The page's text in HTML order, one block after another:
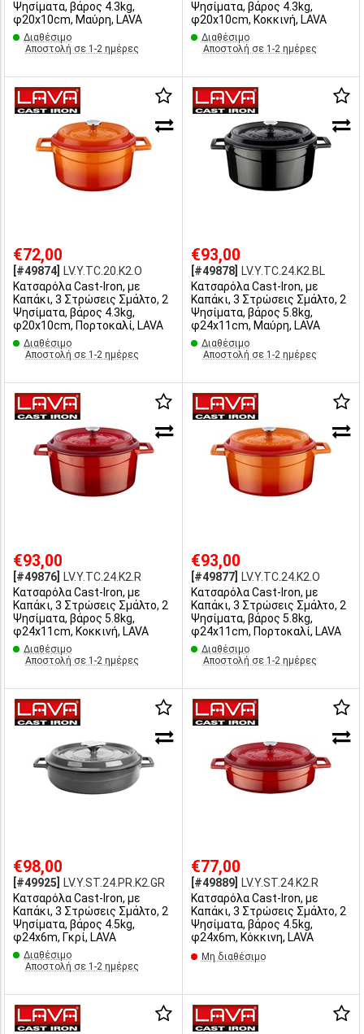
Ψησίματα, βάρος 4.3kg,
φ20x10cm, Μαύρη, LAVA
Διαθέσιμο
Αποστολή σε 1-2 ημέρες
Ψησίματα, βάρος 4.3kg,
φ20x10cm, Κοκκινή, LAVA
Διαθέσιμο
Αποστολή σε 1-2 ημέρες
€72,00
[#49874]
LV.Y.TC.20.K2.O
Κατσαρόλα Cast-Iron, με
Καπάκι, 3 Στρώσεις Σμάλτο, 2
Ψησίματα, βάρος 4.3kg,
φ20x10cm, Πορτοκαλί, LAVA
Διαθέσιμο
Αποστολή σε 1-2 ημέρες
€93,00
[#49878]
LV.Y.TC.24.K2.BL
Κατσαρόλα Cast-Iron, με
Καπάκι, 3 Στρώσεις Σμάλτο, 2
Ψησίματα, βάρος 5.8kg,
φ24x11cm, Μαύρη, LAVA
Διαθέσιμο
Αποστολή σε 1-2 ημέρες
€93,00
[#49876]
LV.Y.TC.24.K2.R
Κατσαρόλα Cast-Iron, με
Καπάκι, 3 Στρώσεις Σμάλτο, 2
Ψησίματα, βάρος 5.8kg,
φ24x11cm, Κοκκινή, LAVA
Διαθέσιμο
Αποστολή σε 1-2 ημέρες
€93,00
[#49877]
LV.Y.TC.24.K2.O
Κατσαρόλα Cast-Iron, με
Καπάκι, 3 Στρώσεις Σμάλτο, 2
Ψησίματα, βάρος 5.8kg,
φ24x11cm, Πορτοκαλί, LAVA
Διαθέσιμο
Αποστολή σε 1-2 ημέρες
€98,00
[#49925]
LV.Y.ST.24.PR.K2.GR
Κατσαρόλα Cast-Iron, με
Καπάκι, 3 Στρώσεις Σμάλτο, 2
Ψησίματα, βάρος 4.5kg,
φ24x6m, Γκρί, LAVA
Διαθέσιμο
Αποστολή σε 1-2 ημέρες
€77,00
[#49889]
LV.Y.ST.24.K2.R
Κατσαρόλα Cast-Iron, με
Καπάκι, 3 Στρώσεις Σμάλτο, 2
Ψησίματα, βάρος 4.5kg,
φ24x6m, Κόκκινη, LAVA
Μη διαθέσιμο